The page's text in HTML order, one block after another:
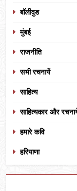
बॉलीवुड
मुंबई
राजनीति
सभी रचनायें
साहित्य
साहित्यकार और
हमारे कवि
हरियाणा